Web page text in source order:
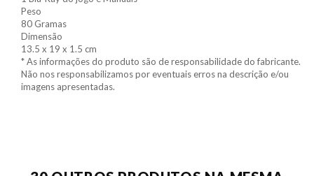
Peso
80 Gramas
Dimensão
13.5 x 19 x 1.5 cm
* As informações do produto são de responsabilidade do fabricante.
Não nos responsabilizamos por eventuais erros na descrição e/ou
imagens apresentadas.